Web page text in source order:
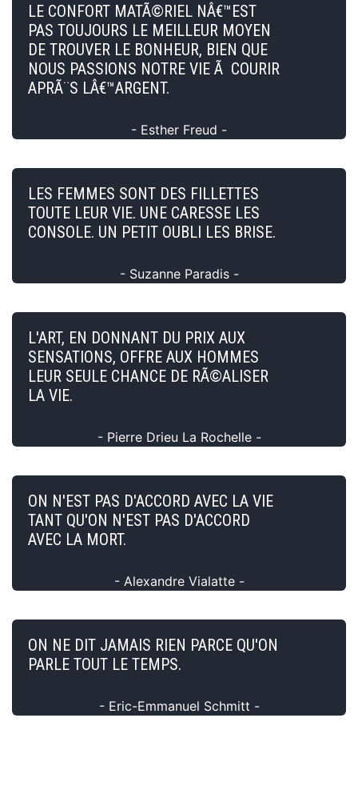
LE CONFORT MATÃ©RIEL NÂ€™EST
PAS TOUJOURS LE MEILLEUR MOYEN
DE TROUVER LE BONHEUR, BIEN QUE
NOUS PASSIONS NOTRE VIE Ã COURIR
APRÃ¨S LÂ€™ARGENT.
- Esther Freud -
LES FEMMES SONT DES FILLETTES
TOUTE LEUR VIE. UNE CARESSE LES
CONSOLE. UN PETIT OUBLI LES BRISE.
- Suzanne Paradis -
L'ART, EN DONNANT DU PRIX AUX
SENSATIONS, OFFRE AUX HOMMES
LEUR SEULE CHANCE DE RÃ©ALISER
LA VIE.
- Pierre Drieu La Rochelle -
ON N'EST PAS D'ACCORD AVEC LA VIE
TANT QU'ON N'EST PAS D'ACCORD
AVEC LA MORT.
- Alexandre Vialatte -
ON NE DIT JAMAIS RIEN PARCE QU'ON
PARLE TOUT LE TEMPS.
- Eric-Emmanuel Schmitt -